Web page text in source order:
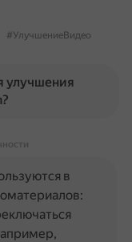
#УлучшениеВидео
улучшения
в